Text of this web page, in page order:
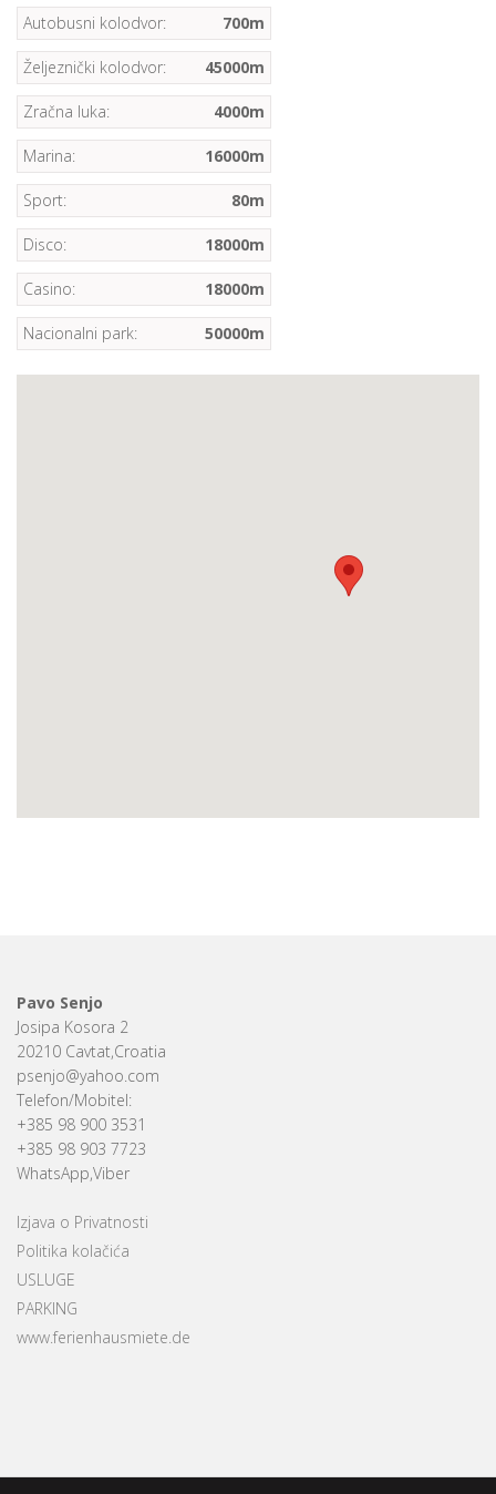
Autobusni kolodvor: 700m
Željeznički kolodvor: 45000m
Zračna luka: 4000m
Marina: 16000m
Sport: 80m
Disco: 18000m
Casino: 18000m
Nacionalni park: 50000m
Pavo Senjo
Josipa Kosora 2
20210 Cavtat,Croatia
psenjo@yahoo.com
Telefon/Mobitel:
+385 98 900 3531
+385 98 903 7723
WhatsApp,Viber
Izjava o Privatnosti
Politika kolačića
USLUGE
PARKING
www.ferienhausmiete.de